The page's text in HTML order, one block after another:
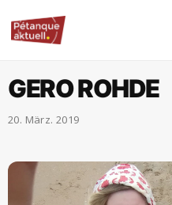
GERO ROHDE
20. März. 2019